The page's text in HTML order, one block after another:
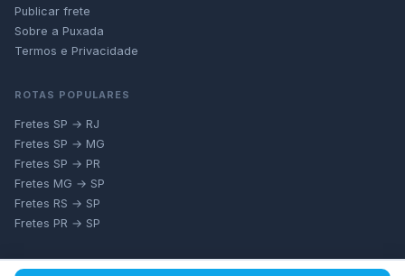
Publicar frete
Sobre a Puxada
Termos e Privacidade
ROTAS POPULARES
Fretes SP → RJ
Fretes SP → MG
Fretes SP → PR
Fretes MG → SP
Fretes RS → SP
Fretes PR → SP